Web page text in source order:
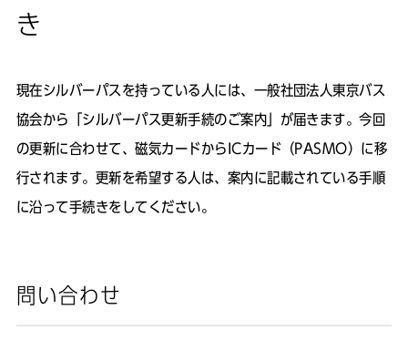
き
現在シルバーパスを持っている人には、一般社団法人東京バス
協会から「シルバーパス更新手続のご案内」が届きます。今回
の更新に合わせて、磁気カードからICカード（PASMO）に移
行されます。更新を希望する人は、案内に記載されている手順
に沿って手続きをしてください。
問い合わせ